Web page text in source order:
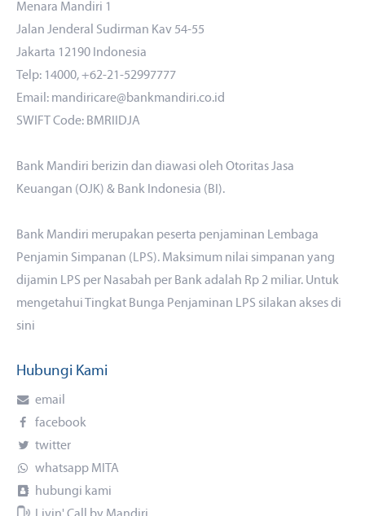
Menara Mandiri 1
Jalan Jenderal Sudirman Kav 54-55
Jakarta 12190 Indonesia
Telp: 14000, +62-21-52997777
Email: mandiricare@bankmandiri.co.id
SWIFT Code: BMRIIDJA
Bank Mandiri berizin dan diawasi oleh Otoritas Jasa
Keuangan (OJK) & Bank Indonesia (BI).
Bank Mandiri merupakan peserta penjaminan Lembaga
Penjamin Simpanan (LPS). Maksimum nilai simpanan yang
dijamin LPS per Nasabah per Bank adalah Rp 2 miliar. Untuk
mengetahui Tingkat Bunga Penjaminan LPS silakan aksesdi
sini
Hubungi Kami
email
facebook
twitter
whatsapp MITA
hubungi kami